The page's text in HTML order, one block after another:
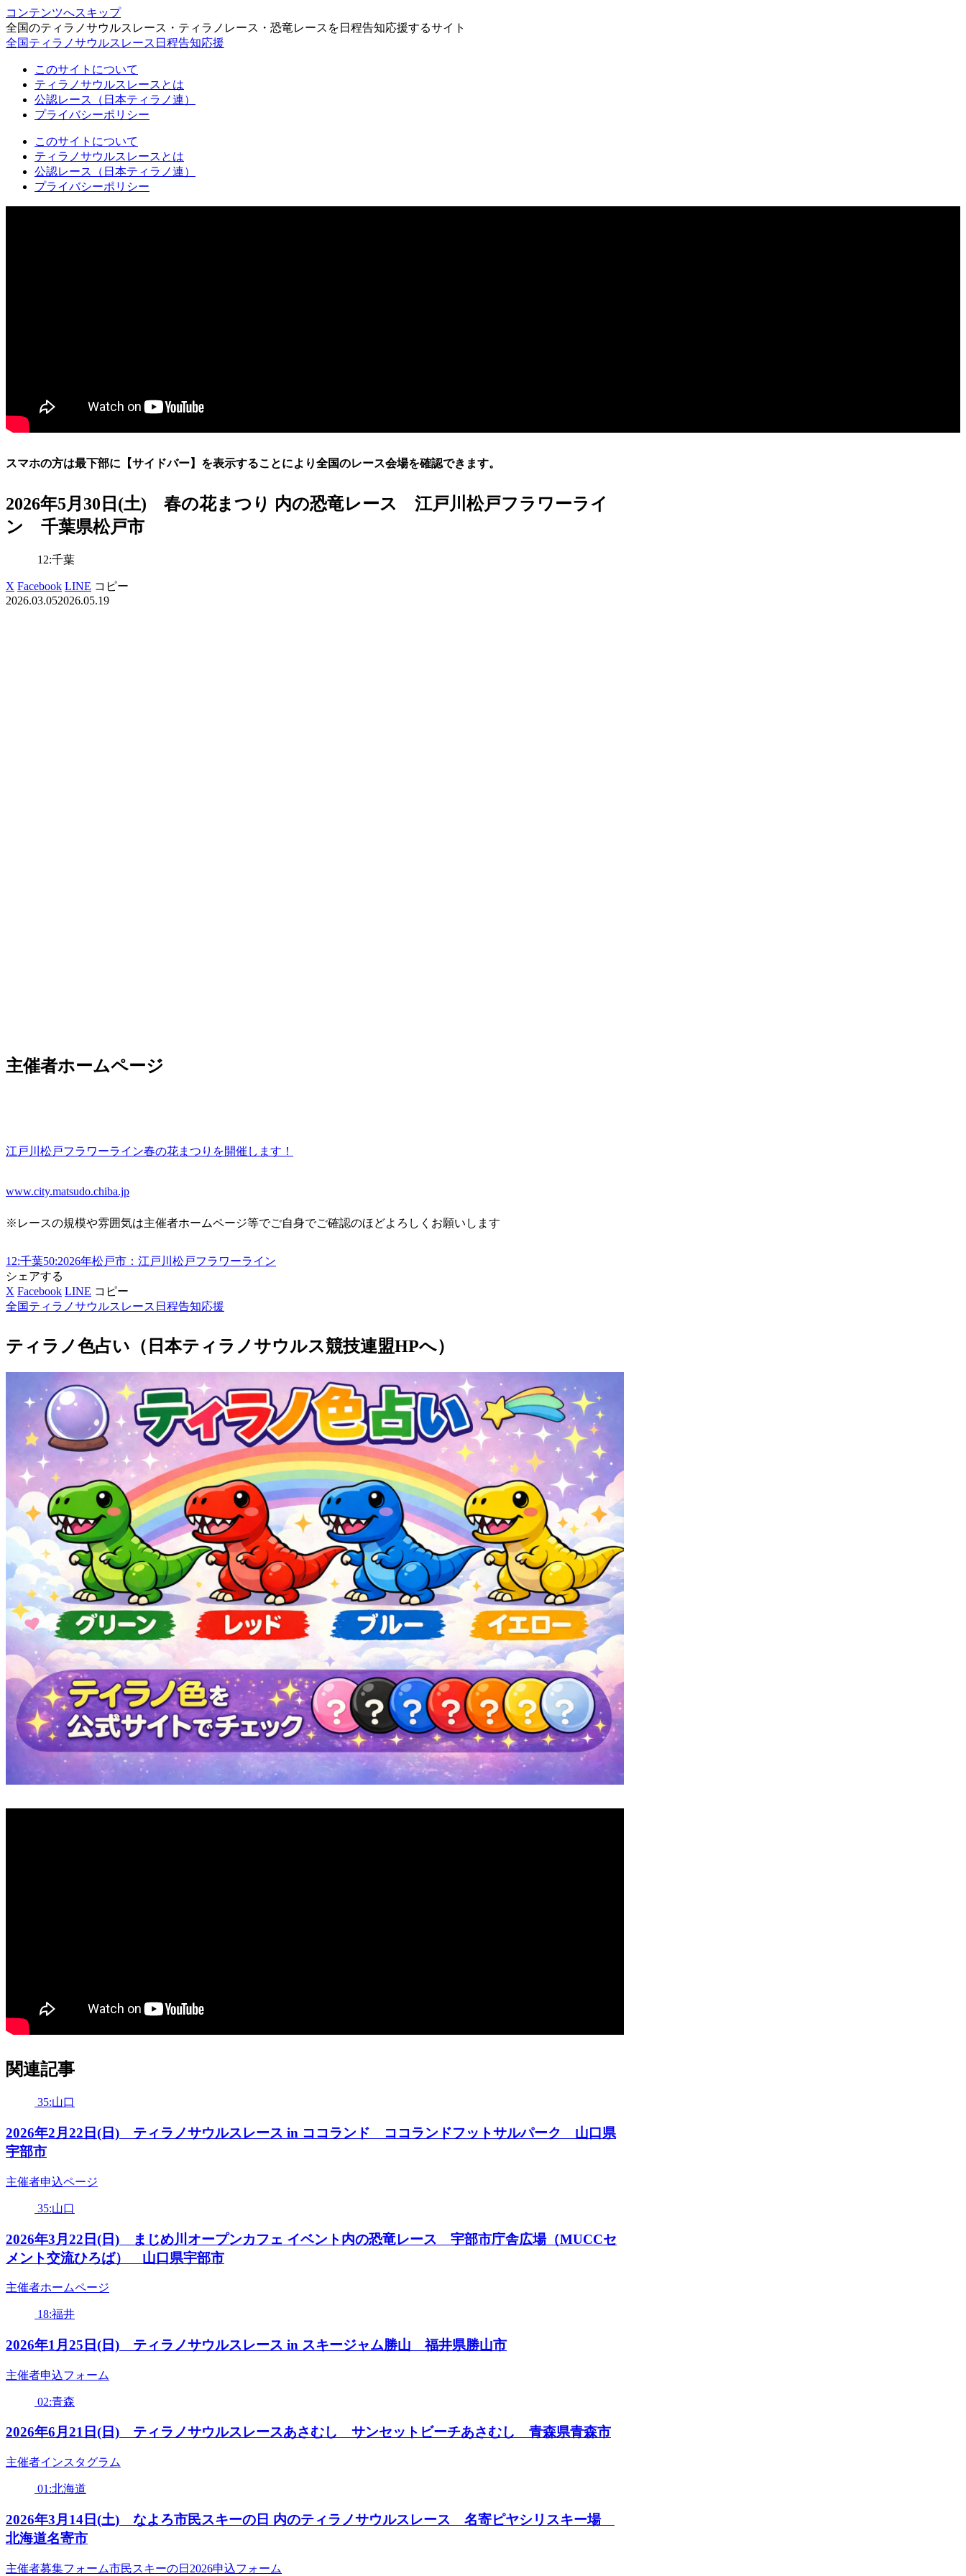
コンテンツへスキップ
全国のティラノサウルスレース・ティラノレース・恐竜レースを日程告知応援するサイト
全国ティラノサウルスレース日程告知応援
このサイトについて
ティラノサウルスレースとは
公認レース（日本ティラノ連）
プライバシーポリシー
このサイトについて
ティラノサウルスレースとは
公認レース（日本ティラノ連）
プライバシーポリシー
スマホの方は最下部に【サイドバー】を表示することにより全国のレース会場を確認できます。
2026年5月30日(土) 春の花まつり 内の恐竜レース 江戸川松戸フラワーライ
ン 千葉県松戸市
12:千葉
X Facebook LINE コピー
2026.03.052026.05.19
主催者ホームページ
江戸川松戸フラワーライン春の花まつりを開催します！
www.city.matsudo.chiba.jp
※レースの規模や雰囲気は主催者ホームページ等でご自身でご確認のほどよろしくお願いします
12:千葉50:2026年松戸市：江戸川松戸フラワーライン
シェアする
X Facebook LINE コピー
全国ティラノサウルスレース日程告知応援
ティラノ色占い（日本ティラノサウルス競技連盟HPへ）
関連記事
35:山口
2026年2月22日(日) ティラノサウルスレース in ココランド ココランドフットサルパーク 山口県
宇部市
主催者申込ページ
35:山口
2026年3月22日(日) まじめ川オープンカフェ イベント内の恐竜レース 宇部市庁舎広場（MUCCセ
メント交流ひろば） 山口県宇部市
主催者ホームページ
18:福井
2026年1月25日(日) ティラノサウルスレース in スキージャム勝山 福井県勝山市
主催者申込フォーム
02:青森
2026年6月21日(日) ティラノサウルスレースあさむし サンセットビーチあさむし 青森県青森市
主催者インスタグラム
01:北海道
2026年3月14日(土) なよろ市民スキーの日 内のティラノサウルスレース 名寄ピヤシリスキー場
北海道名寄市
主催者募集フォーム市民スキーの日2026申込フォーム